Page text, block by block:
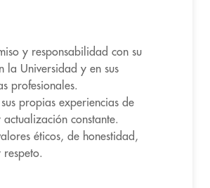
y responsabilidad con su
la Universidad y en sus
profesionales.
propias experiencias de
constante.
éticos, de honestidad,